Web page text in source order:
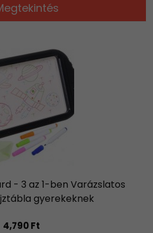
- 3 az 1-ben Varázslatos
gyerekeknek
4,790 Ft